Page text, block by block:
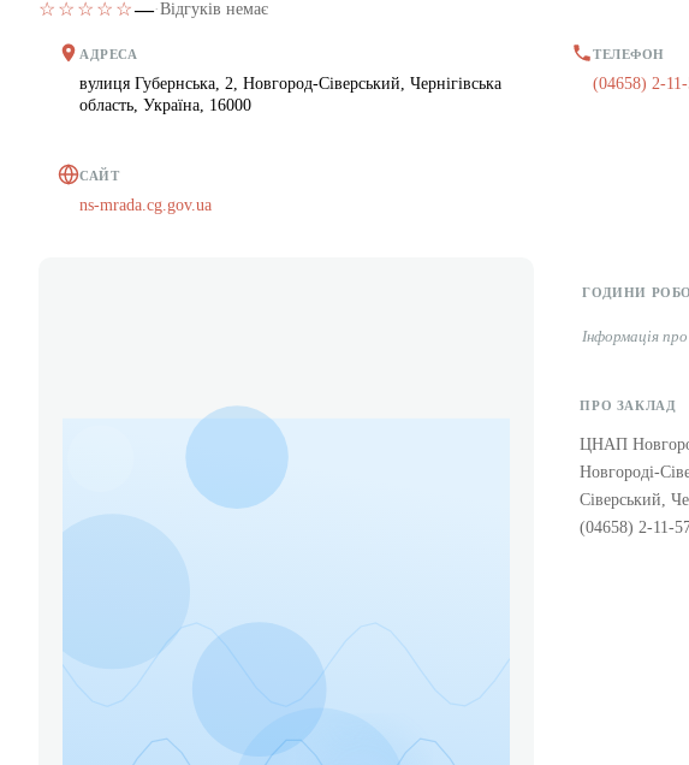
☆☆☆☆☆—·Відгуків немає
АДРЕСА
вулиця Губернська, 2, Новгород-Сіверський, Чернігівська
область, Україна, 16000
ТЕЛЕФОН
(04658) 2-
САЙТ
ns-mrada.cg.gov.ua
ГОДИНИ
Інформація
ПРО ЗАКЛАД
ЦНАП
Новгороді-
Сіверський,
(04658) 2-11-